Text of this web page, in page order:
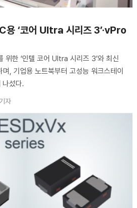
용 ‘코어 Ultra 시리즈 3’·vPro
위한 ‘인텔 코어 Ultra 시리즈 3’와 최신
, 기업용 노트북부터 고성능 워크스테이
나섰다.
자